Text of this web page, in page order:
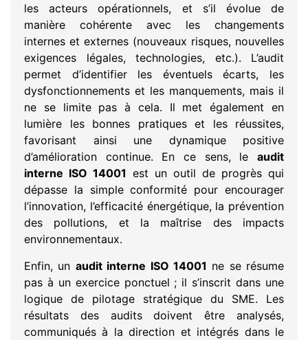
les acteurs opérationnels, et s’il évolue de
manière cohérente avec les changements
internes et externes (nouveaux risques, nouvelles
exigences légales, technologies, etc.). L’audit
permet d’identifier les éventuels écarts, les
dysfonctionnements et les manquements, mais il
ne se limite pas à cela. Il met également en
lumière les bonnes pratiques et les réussites,
favorisant ainsi une dynamique positive
d’amélioration continue. En ce sens, le audit
interne ISO 14001 est un outil de progrès qui
dépasse la simple conformité pour encourager
l’innovation, l’efficacité énergétique, la prévention
des pollutions, et la maîtrise des impacts
environnementaux.
Enfin, un audit interne ISO 14001 ne se résume
pas à un exercice ponctuel ; il s’inscrit dans une
logique de pilotage stratégique du SME. Les
résultats des audits doivent être analysés,
communiqués à la direction et intégrés dans le